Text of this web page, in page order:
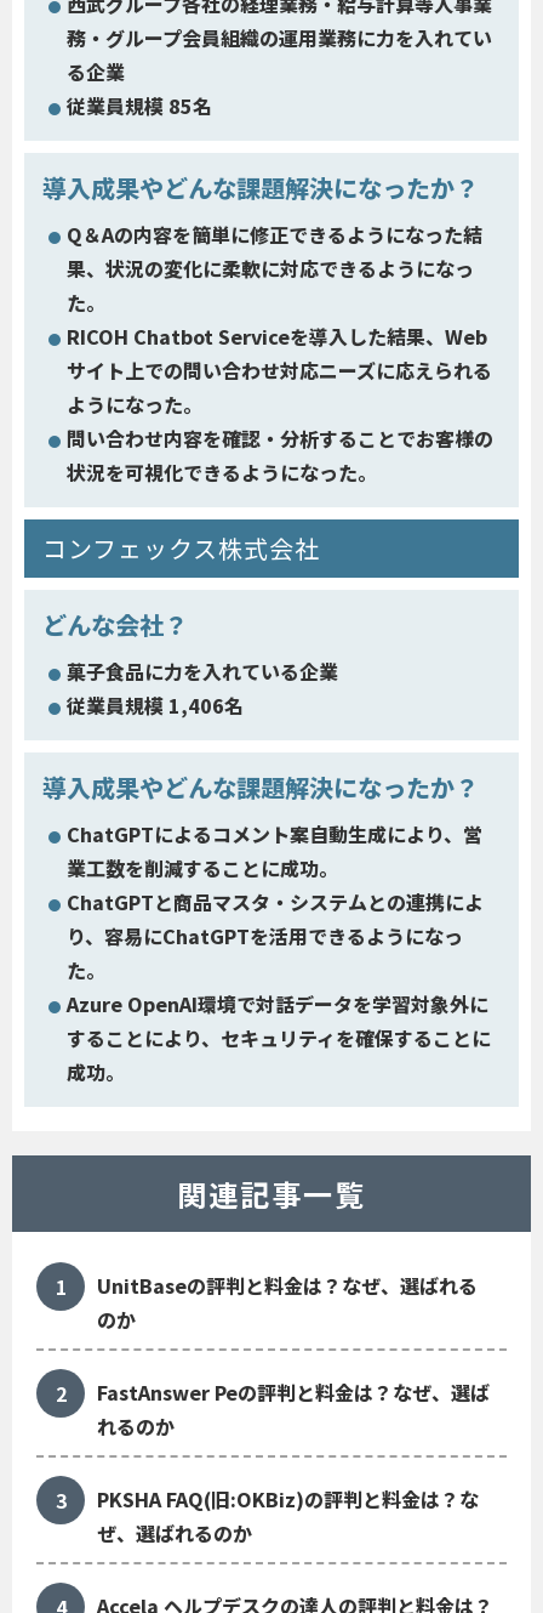
務・グループ会員組織の運用業務に力を入れてい
る企業
従業員規模 85名
導入成果やどんな課題解決になったか？
Q＆Aの内容を簡単に修正できるようになった結
果、状況の変化に柔軟に対応できるようになっ
た。
RICOH Chatbot Serviceを導入した結果、Web
サイト上での問い合わせ対応ニーズに応えられる
ようになった。
問い合わせ内容を確認・分析することでお客様の
状況を可視化できるようになった。
コンフェックス株式会社
どんな会社？
菓子食品に力を入れている企業
従業員規模 1,406名
導入成果やどんな課題解決になったか？
ChatGPTによるコメント案自動生成により、営
業工数を削減することに成功。
ChatGPTと商品マスタ・システムとの連携によ
り、容易にChatGPTを活用できるようになっ
た。
Azure OpenAI環境で対話データを学習対象外に
することにより、セキュリティを確保することに
成功。
関連記事一覧
UnitBaseの評判と料金は？なぜ、選ばれる
のか
FastAnswer Peの評判と料金は？なぜ、選ば
れるのか
PKSHA FAQ(旧:OKBiz)の評判と料金は？な
ぜ、選ばれるのか
Accela ヘルプデスクの達人の評判と料金は？